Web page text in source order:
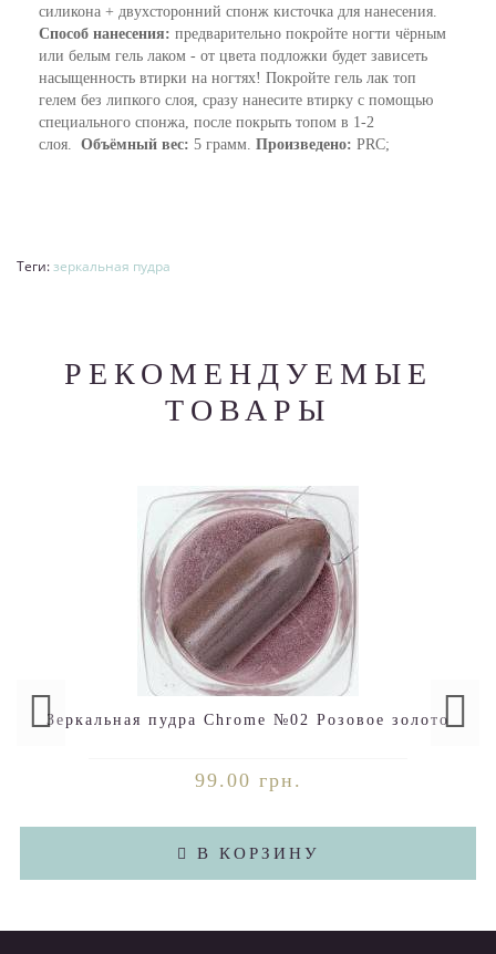
силикона + двухсторонний спонж кисточка для нанесения.
Способ нанесения: предварительно покройте ногти чёрным
или белым гель лаком - от цвета подложки будет зависеть
насыщенность втирки на ногтях! Покройте гель лак топ
гелем без липкого слоя, сразу нанесите втирку с помощью
специального спонжа, после покрыть топом в 1-2
слоя. Объёмный вес: 5 грамм. Произведено: PRC;
Теги:зеркальная пудра
РЕКОМЕНДУЕМЫЕ
ТОВАРЫ
Зеркальная пудра Chrome №02 Розовое золото
99.00 грн.
В КОРЗИНУ